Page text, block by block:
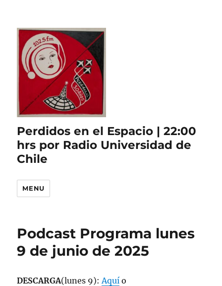
Perdidos en el Espacio | 22:00
hrs por Radio Universidad de
Chile
MENU
Podcast Programa lunes
9 de junio de 2025
DESCARGA(lunes 9):Aquí o